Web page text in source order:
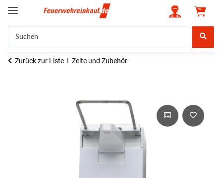
Zurück zur Liste Zelte und Zubehör